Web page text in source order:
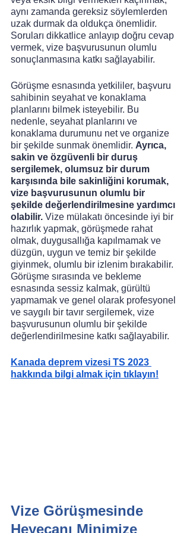
aynı zamanda gereksiz söylemlerden
uzak durmak da oldukça önemlidir.
Soruları dikkatlice anlayıp doğru cevap
vermek, vize başvurusunun olumlu
sonuçlanmasına katkı sağlayabilir.
Görüşme esnasında yetkililer, başvuru
sahibinin seyahat ve konaklama
planlarını bilmek isteyebilir. Bu
nedenle, seyahat planlarını ve
konaklama durumunu net ve organize
bir şekilde sunmak önemlidir. Ayrıca,
sakin ve özgüvenli bir duruş
sergilemek, olumsuz bir durum
karşısında bile sakinliğini korumak,
vize başvurusunun olumlu bir
şekilde değerlendirilmesine yardımcı
olabilir. Vize mülakatı öncesinde iyi bir
hazırlık yapmak, görüşmede rahat
olmak, duygusallığa kapılmamak ve
düzgün, uygun ve temiz bir şekilde
giyinmek, olumlu bir izlenim bırakabilir.
Görüşme sırasında ve bekleme
esnasında sessiz kalmak, gürültü
yapmamak ve genel olarak profesyonel
ve saygılı bir tavır sergilemek, vize
başvurusunun olumlu bir şekilde
değerlendirilmesine katkı sağlayabilir.
Kanada deprem vizesi TS 2023
hakkında bilgi almak için tıklayın!
Vize Görüşmesinde
Heyecanı Minimize